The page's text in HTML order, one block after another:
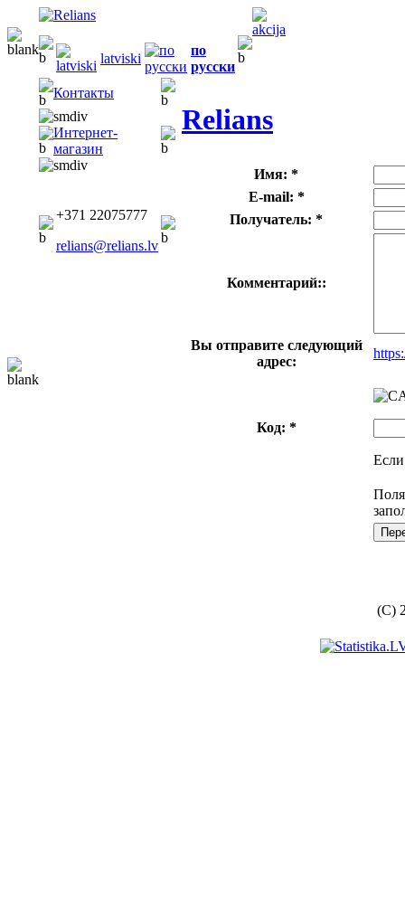
latviski
по
русски
Контакты
Интернет-
магазин
+371 22075777
relians@relians.lv
Relians
Имя: *
E-mail: *
Получатель: *
Комментарий::
Вы отправите следующий
адрес:
Код: *
Если
(C)